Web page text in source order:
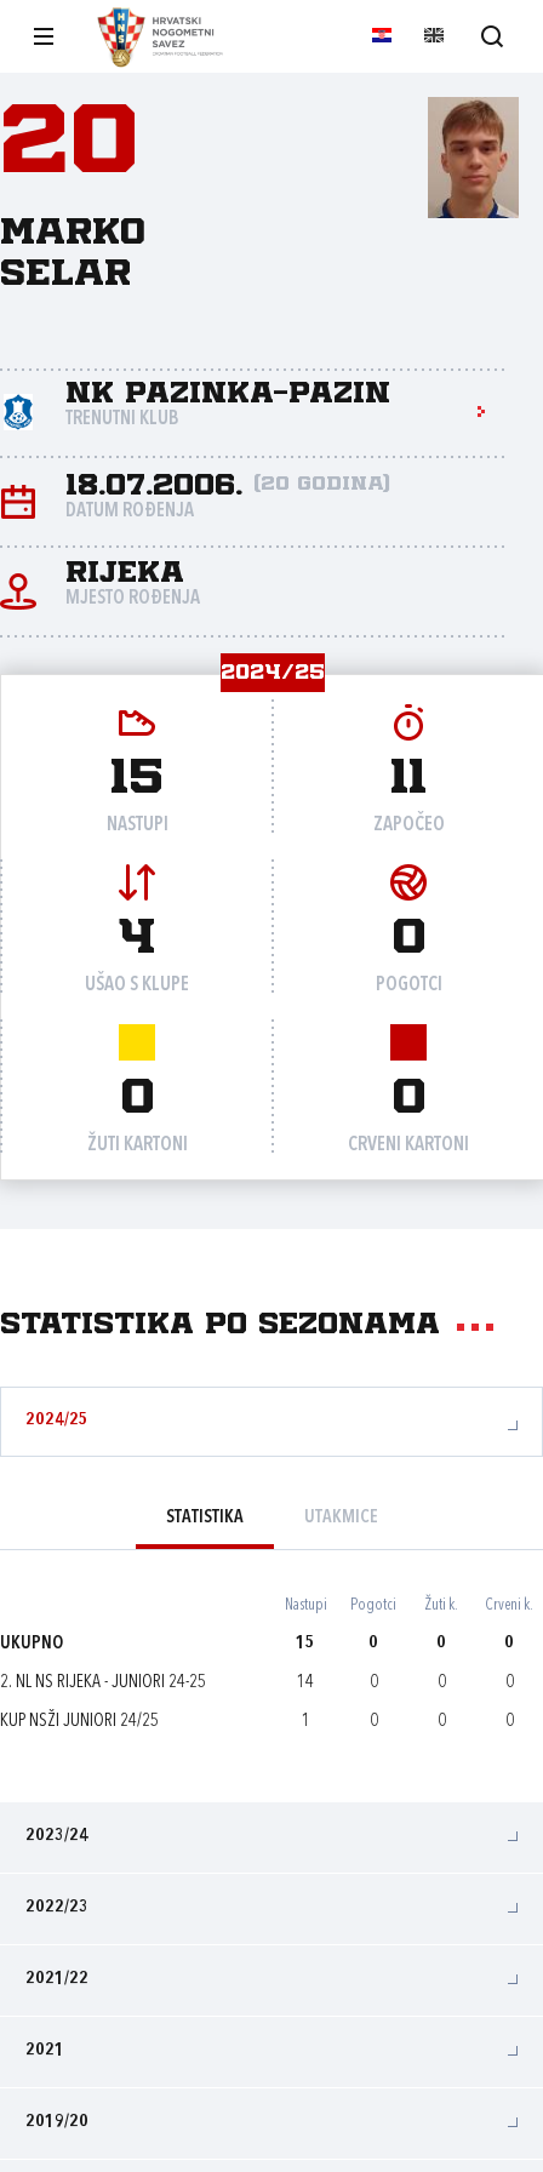
20
Marko
Selar
NK Pazinka-Pazin
TRENUTNI KLUB
18.07.2006. (20 godina)
DATUM ROĐENJA
Rijeka
MJESTO ROĐENJA
2024/25
15
NASTUPI
11
ZAPOČEO
4
UŠAO S KLUPE
0
POGOTCI
0
ŽUTI KARTONI
0
CRVENI KARTONI
Statistika po sezonama
2024/25
STATISTIKA UTAKMICE
Nastupi Pogotci Žuti k. Crveni k.
UKUPNO 15 0 0 0
2. NL NS RIJEKA - JUNIORI 24-25 14 0 0 0
KUP NSŽI JUNIORI 24/25 1 0 0 0
2023/24
2022/23
2021/22
2021
2019/20